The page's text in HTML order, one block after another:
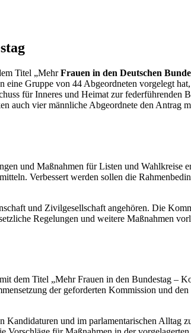
Titel „MehrFrauen in den Deutschen
eine Gruppe von 44 Abgeordneten vorgelegt
für Inneres und Heimat zur federführenden
vier männliche Abgeordnete den Antrag
und Maßnahmen für Listen und Wahlkreise
Verbessert werden sollen die
und Zivilgesellschaft angehören. Die
Regelungen und weitere Maßnahmen
dem Titel „Mehr Frauen in den Bundestag –
der geforderten Kommission und
und im parlamentarischen Alltag